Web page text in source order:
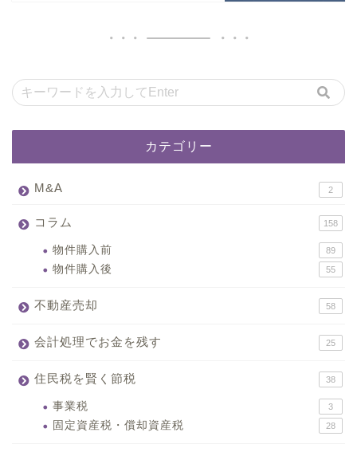
カテゴリー
M&A 2
コラム 158
物件購入前 89
物件購入後 55
不動産売却 58
会計処理でお金を残す 25
住民税を賢く節税 38
事業税 3
固定資産税・償却資産税 28